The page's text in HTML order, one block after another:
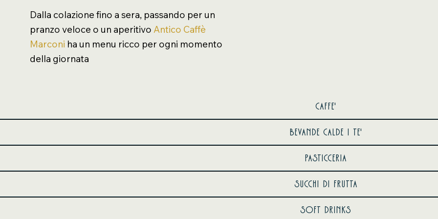
Dalla colazione fino a sera, passando per un
pranzo veloce o un aperitivoAntico Caffè
Marconi ha un menu ricco per ogni momento
della giornata
CAFFE'
BEVANDE CALDE | TE'
PASTICCERIA
SUCCHI DI FRUTTA
SOFT DRINKS